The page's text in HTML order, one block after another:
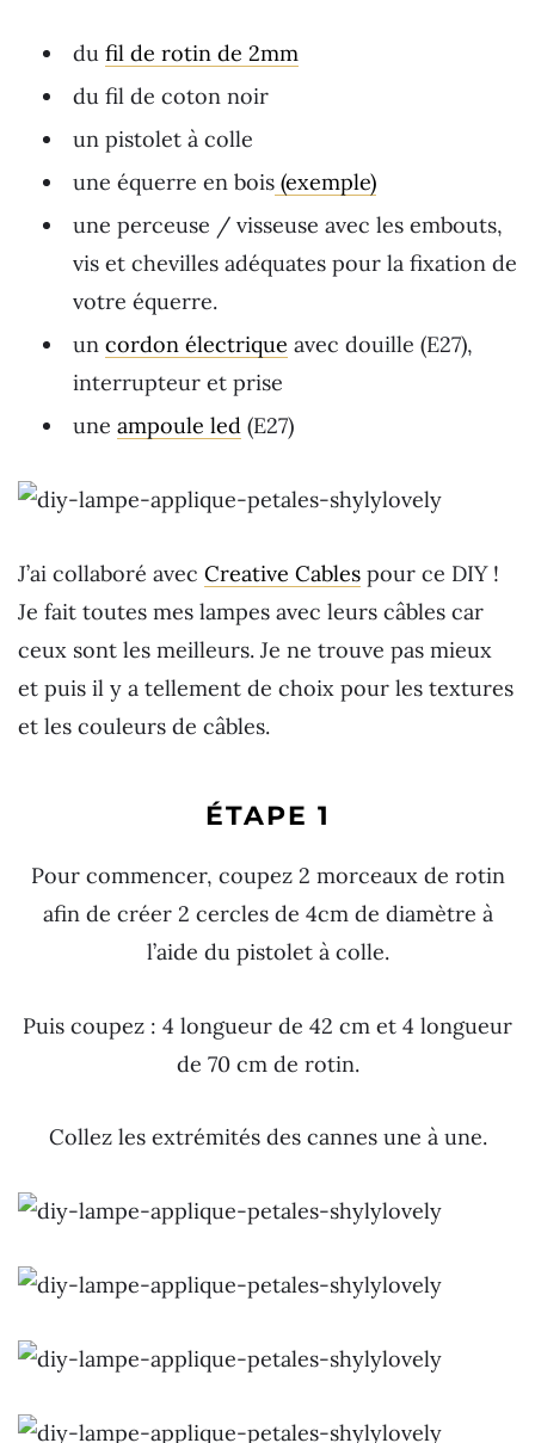
du fil de rotin de 2mm
du fil de coton noir
un pistolet à colle
une équerre en bois (exemple)
une perceuse / visseuse avec les embouts,
vis et chevilles adéquates pour la fixation de
votre équerre.
un cordon électrique avec douille (E27),
interrupteur et prise
une ampoule led (E27)
J’ai collaboré avec Creative Cables pour ce DIY !
Je fait toutes mes lampes avec leurs câbles car
ceux sont les meilleurs. Je ne trouve pas mieux
et puis il y a tellement de choix pour les textures
et les couleurs de câbles.
ÉTAPE 1
Pour commencer, coupez 2 morceaux de rotin
afin de créer 2 cercles de 4cm de diamètre à
l’aide du pistolet à colle.
Puis coupez : 4 longueur de 42 cm et 4 longueur
de 70 cm de rotin.
Collez les extrémités des cannes une à une.